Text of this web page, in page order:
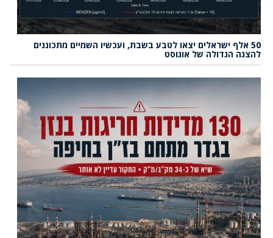
50 אלף ישראלים יצאו לטבע בשבת, ועכשיו השמיים מתכוננים
להצגה הגדולה של אוגוסט